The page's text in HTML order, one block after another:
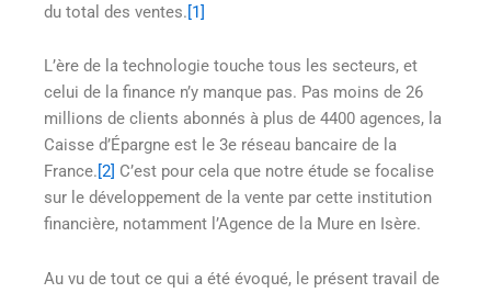
du total des ventes.[1]
L’ère de la technologie touche tous les secteurs, et
celui de la finance n’y manque pas. Pas moins de 26
millions de clients abonnés à plus de 4400 agences, la
Caisse d’Épargne est le 3e réseau bancaire de la
France. [2] C’est pour cela que notre étude se focalise
sur le développement de la vente par cette institution
financière, notamment l’Agence de la Mure en Isère.
Au vu de tout ce qui a été évoqué, le présent travail de